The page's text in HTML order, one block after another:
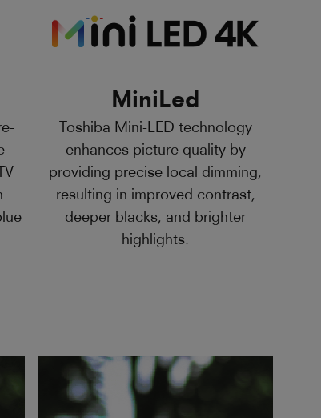
MiniLed
Toshiba Mini-LED technology
enhances picture quality by
providing precise local dimming,
resulting in improved contrast,
deeper blacks, and brighter
highlights.